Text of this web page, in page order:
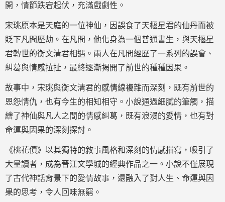
開，情節跌宕起伏，充滿戲劇性。
宋珧原本是天庭的一位神仙，因誤食了天樞星君的仙丹而被
貶下凡間歷劫。在凡間，他化身為一個普通書生，與天樞星
君轉世的衡文清君相遇。兩人在凡間經歷了一系列的誤會、
糾葛與情感拉扯，最終逐漸揭開了前世的種種因果。
故事中，宋珧與衡文清君的感情線複雜而深刻，既有前世的
恩怨情仇，也有今生的相知相守。小說通過細膩的筆觸，描
繪了神仙與凡人之間的情感糾葛，既有浪漫的愛情，也有對
命運與因果的深刻探討。
《桃花債》以其獨特的敘事風格和深刻的情感描寫，吸引了
大量讀者，成為晉江文學城的經典作品之一。小說不僅展現
了古代神話背景下的愛情故事，還融入了對人生、命運與因
果的思考，令人回味無窮。